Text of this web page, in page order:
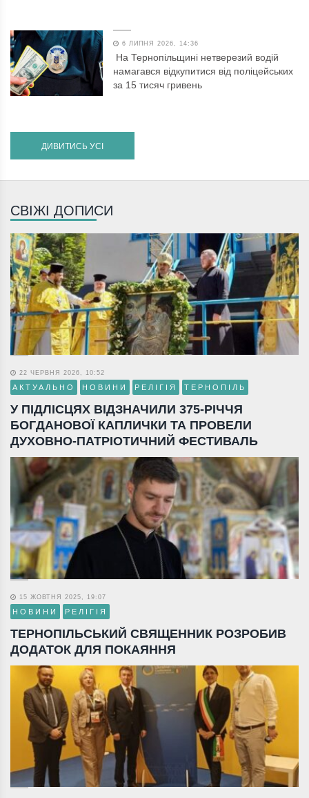
6 ЛИПНЯ 2026, 14:36
На Тернопільщині нетверезий водій
намагався відкупитися від поліцейських
за 15 тисяч гривень
ДИВИТИСЬ УСІ
СВІЖІ ДОПИСИ
22 ЧЕРВНЯ 2026, 10:52
АКТУАЛЬНО НОВИНИ РЕЛІГІЯ ТЕРНОПІЛЬ
У ПІДЛІСЦЯХ ВІДЗНАЧИЛИ 375-РІЧЧЯ
БОГДАНОВОЇ КАПЛИЧКИ ТА ПРОВЕЛИ
ДУХОВНО-ПАТРІОТИЧНИЙ ФЕСТИВАЛЬ
15 ЖОВТНЯ 2025, 19:07
НОВИНИ РЕЛІГІЯ
ТЕРНОПІЛЬСЬКИЙ СВЯЩЕННИК РОЗРОБИВ
ДОДАТОК ДЛЯ ПОКАЯННЯ